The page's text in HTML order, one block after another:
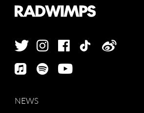
NEWS